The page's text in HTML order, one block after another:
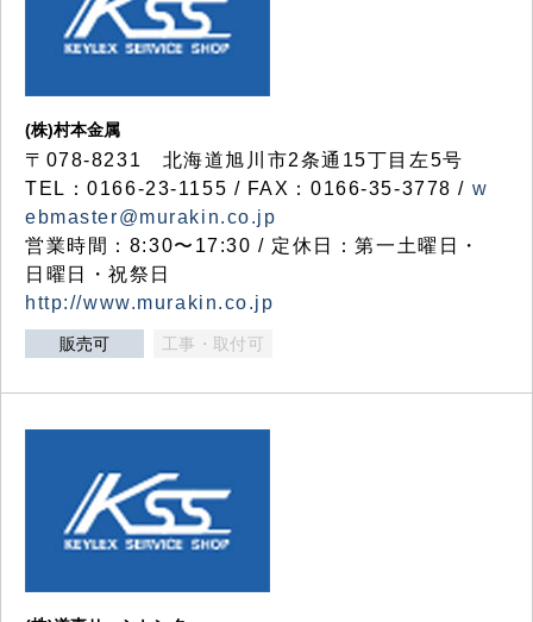
(株)村本金属
〒078-8231 北海道旭川市2条通15丁目左5号
TEL：0166-23-1155 / FAX：0166-35-3778 / w
ebmaster@murakin.co.jp
営業時間：8:30〜17:30 / 定休日：第一土曜日・
日曜日・祝祭日
http://www.murakin.co.jp
販売可 工事・取付可